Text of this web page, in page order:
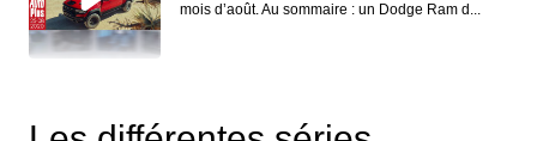
mois d’août. Au sommaire : un Dodge Ram d...